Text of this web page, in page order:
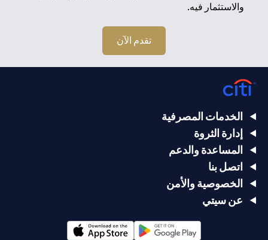
والاستثمار فيه.
تقدم الآن
الخدمات المصرفية
إدارة الثروة
المساعدة والدعم
اتصل بنا
الخصوصية والأمن
عن سيتي